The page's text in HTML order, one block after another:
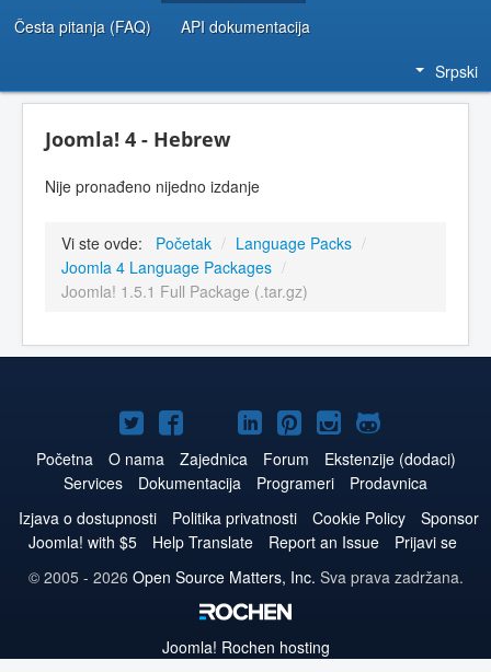
Česta pitanja (FAQ) API dokumentacija
Srpski
Joomla! 4 - Hebrew
Nije pronađeno nijedno izdanje
Vi ste ovde: Početak / Language Packs /
Joomla 4 Language Packages /
Joomla! 1.5.1 Full Package (.tar.gz)
Joomla!
na
Twitteru
Joomla!
na
Facebooku
Joomla!
na
YouTube
Joomla!
naLinkedIn
Joomla!
na
Pinterest
Joomla!
na
Instagram
Joomla!
na
GitHub
Početna O nama Zajednica Forum
Ekstenzije (dodaci)
Services
Dokumentacija Programeri
Prodavnica
Izjava o dostupnosti
Politika privatnosti Cookie Policy
Sponsor
Joomla! with $5
Help Translate Report an Issue
Prijavi se
© 2005 - 2026 Open Source Matters, Inc. Sva prava zadržana.
Joomla! Rochen hosting